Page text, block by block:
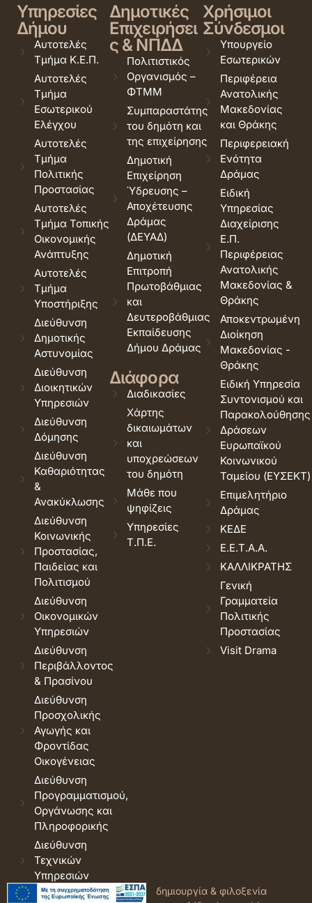
Υπηρεσίες
Δήμου
Αυτοτελές
Τμήμα Κ.Ε.Π.
Αυτοτελές
Τμήμα
Εσωτερικού
Ελέγχου
Αυτοτελές
Τμήμα
Πολιτικής
Προστασίας
Αυτοτελές
Τμήμα Τοπικής
Οικονομικής
Ανάπτυξης
Αυτοτελές
Τμήμα
Υποστήριξης
Διεύθυνση
Δημοτικής
Αστυνομίας
Διεύθυνση
Διοικητικών
Υπηρεσιών
Διεύθυνση
Δόμησης
Διεύθυνση
Καθαριότητας
&
Ανακύκλωσης
Διεύθυνση
Κοινωνικής
Προστασίας,
Παιδείας και
Πολιτισμού
Διεύθυνση
Οικονομικών
Υπηρεσιών
Διεύθυνση
Περιβάλλοντος
& Πρασίνου
Διεύθυνση
Προσχολικής
Αγωγής και
Φροντίδας
Οικογένειας
Διεύθυνση
Προγραμματισμού,
Οργάνωσης και
Πληροφορικής
Διεύθυνση
Τεχνικών
Υπηρεσιών
Δημοτικές
Επιχειρήσει
ς & ΝΠΔΔ
Πολιτιστικός
Οργανισμός –
ΦΤΜΜ
Συμπαραστάτης
του δημότη και
της επιχείρησης
Δημοτική
Επιχείρηση
Ύδρευσης –
Αποχέτευσης
Δράμας
(ΔΕΥΑΔ)
Δημοτική
Επιτροπή
Πρωτοβάθμιας
και
Δευτεροβάθμιας
Εκπαίδευσης
Δήμου Δράμας
Διάφορα
Διαδικασίες
Χάρτης
δικαιωμάτων
και
υποχρεώσεων
του δημότη
Μάθε που
ψηφίζεις
Υπηρεσίες
Τ.Π.Ε.
Χρήσιμοι
Σύνδεσμοι
Υπουργείο
Εσωτερικών
Περιφέρεια
Ανατολικής
Μακεδονίας
και Θράκης
Περιφερειακή
Ενότητα
Δράμας
Ειδική
Υπηρεσίας
Διαχείρισης
Ε.Π.
Περιφέρειας
Ανατολικής
Μακεδονίας &
Θράκης
Αποκεντρωμένη
Διοίκηση
Μακεδονίας -
Θράκης
Ειδική Υπηρεσία
Συντονισμού και
Παρακολούθησης
Δράσεων
Ευρωπαϊκού
Κοινωνικού
Ταμείου (ΕΥΣΕΚΤ)
Επιμελητήριο
Δράμας
ΚΕΔΕ
Ε.Ε.Τ.Α.Α.
ΚΑΛΛΙΚΡΑΤΗΣ
Γενική
Γραμματεία
Πολιτικής
Προστασίας
Visit Drama
© 2026 Δήμος Δράμας. Όροι
δημιουργία & φιλοξενία